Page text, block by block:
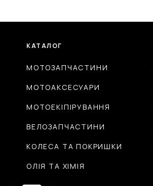
КАТАЛОГ
МОТОЗАПЧАСТИНИ
МОТОАКСЕСУАРИ
МОТОЕКІПІРУВАННЯ
ВЕЛОЗАПЧАСТИНИ
КОЛЕСА ТА ПОКРИШКИ
ОЛІЯ ТА ХІМІЯ